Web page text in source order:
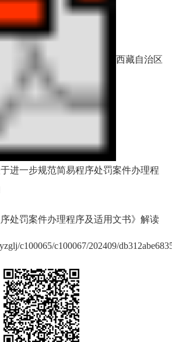
西藏自治区
进一步规范简易程序处罚案件办理程
处罚案件办理程序及适用文书》解读
c100065/c100067/202409/